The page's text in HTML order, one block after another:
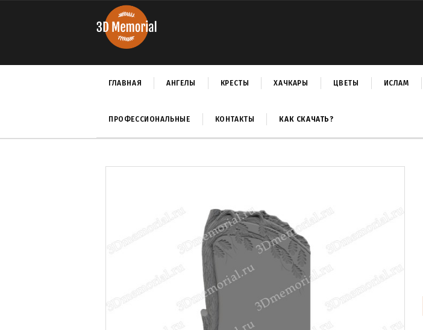
ГЛАВНАЯ АНГЕЛЫ КРЕСТЫ ХАЧКАРЫ ЦВЕТЫ ИСЛАМ
ПРОФЕССИОНАЛЬНЫЕ КОНТАКТЫ КАК СКАЧАТЬ?